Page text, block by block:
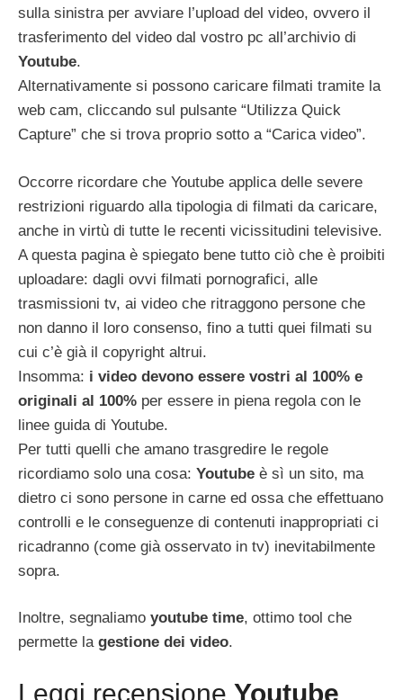
sulla sinistra per avviare l’upload del video, ovvero il
trasferimento del video dal vostro pc all’archivio di
Youtube.
Alternativamente si possono caricare filmati tramite la
web cam, cliccando sul pulsante “Utilizza Quick
Capture” che si trova proprio sotto a “Carica video”.
Occorre ricordare che Youtube applica delle severe
restrizioni riguardo alla tipologia di filmati da caricare,
anche in virtù di tutte le recenti vicissitudini televisive.
A questa pagina è spiegato bene tutto ciò che è proibiti
uploadare: dagli ovvi filmati pornografici, alle
trasmissioni tv, ai video che ritraggono persone che
non danno il loro consenso, fino a tutti quei filmati su
cui c’è già il copyright altrui.
Insomma: i video devono essere vostri al 100% e
originali al 100% per essere in piena regola con le
linee guida di Youtube.
Per tutti quelli che amano trasgredire le regole
ricordiamo solo una cosa: Youtube è sì un sito, ma
dietro ci sono persone in carne ed ossa che effettuano
controlli e le conseguenze di contenuti inappropriati ci
ricadranno (come già osservato in tv) inevitabilmente
sopra.
Inoltre, segnaliamo youtube time, ottimo tool che
permette la gestione dei video.
Leggi recensione Youtube